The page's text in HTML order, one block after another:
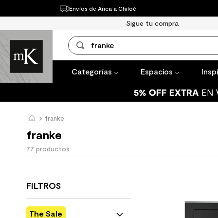
Envíos de Arica a Chiloé
Sigue tu compra
¿Qué estás buscando?
Categorías Espacios
Categorías Espacios Inspírate
franke
franke
77 productos
FILTROS
The Sale